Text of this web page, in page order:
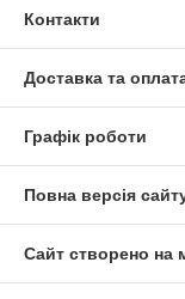
Контакти
Доставка та
Графік роботи
Повна версія
Сайт створено на